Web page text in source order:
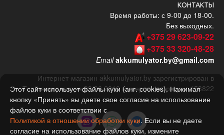
КОНТАКТЫ
Время работы: с 9-00 до 18-00.
Без выходных.
+375 29 623-09-22
+375 33 320-48-28
Email akkumulyator.by@gmail.com
Интернет-магазин akkumulyator.by зарегистрирован в
Торговом реестре 03.06.2010 номер регистрации: 153822
Этот сайт использует файлы куки (анг. сookies). Нажимая
кнопку «Принять» вы даете свое согласие на использование
файлов куки в соответствии с
Политикой в отношении обработки куки. Если вы не даете
согласие на использование файлов куки, измените